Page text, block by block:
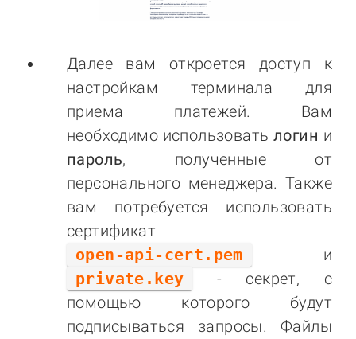
Далее вам откроется доступ к
настройкам терминала для
приема платежей. Вам
необходимо использовать логин и
пароль, полученные от
персонального менеджера. Также
вам потребуется использовать
сертификат
open-api-cert.pem
и
private.key
- секрет, с
помощью которого будут
подписываться запросы. Файлы